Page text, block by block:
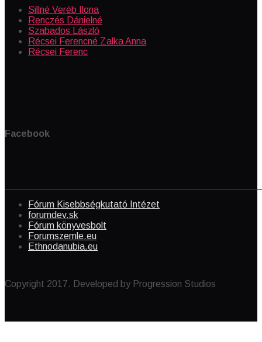
Sillné Veréb Ilona
Renczés Dánielné
Szabados László
Récsei Ferencné Zalka Anna
Récsei Ferenc
Facebook
Fórum Kisebbségkutató Intézet
forumdev.sk
Fórum könyvesbolt
Forumszemle.eu
Ethnodanubia.eu
Copyright 2017. Developed by Progression Studios